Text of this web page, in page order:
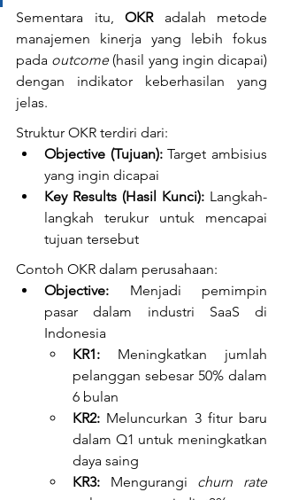
Sementara itu, OKR adalah metode
manajemen kinerja yang lebih fokus
pada outcome (hasil yang ingin dicapai)
dengan indikator keberhasilan yang
jelas.
Struktur OKR terdiri dari:
Objective (Tujuan): Target ambisius
yang ingin dicapai
Key Results (Hasil Kunci): Langkah-
langkah terukur untuk mencapai
tujuan tersebut
Contoh OKR dalam perusahaan:
Objective: Menjadi pemimpin
pasar dalam industri SaaS di
Indonesia
KR1: Meningkatkan jumlah
pelanggan sebesar 50% dalam
6 bulan
KR2: Meluncurkan 3 fitur baru
dalam Q1 untuk meningkatkan
daya saing
KR3: Mengurangi churn rate